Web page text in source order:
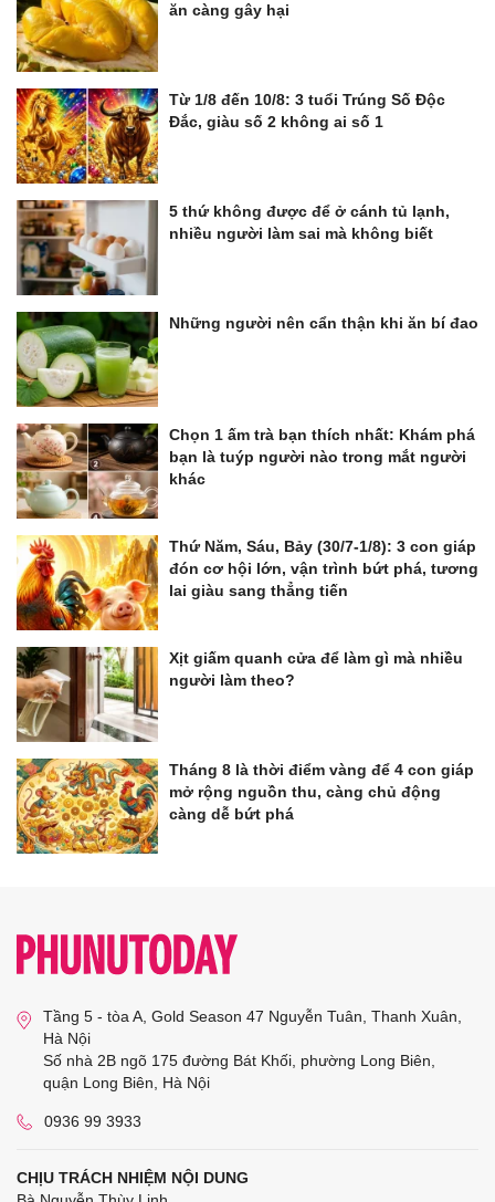
ăn càng gây hại
Từ 1/8 đến 10/8: 3 tuổi Trúng Số Độc
Đắc, giàu số 2 không ai số 1
5 thứ không được để ở cánh tủ lạnh,
nhiều người làm sai mà không biết
Những người nên cẩn thận khi ăn bí đao
Chọn 1 ấm trà bạn thích nhất: Khám phá
bạn là tuýp người nào trong mắt người
khác
Thứ Năm, Sáu, Bảy (30/7-1/8): 3 con giáp
đón cơ hội lớn, vận trình bứt phá, tương
lai giàu sang thẳng tiến
Xịt giấm quanh cửa để làm gì mà nhiều
người làm theo?
Tháng 8 là thời điểm vàng để 4 con giáp
mở rộng nguồn thu, càng chủ động
càng dễ bứt phá
Tầng 5 - tòa A, Gold Season 47 Nguyễn Tuân, Thanh Xuân,
Hà Nội
Số nhà 2B ngõ 175 đường Bát Khối, phường Long Biên,
quận Long Biên, Hà Nội
0936 99 3933
CHỊU TRÁCH NHIỆM NỘI DUNG